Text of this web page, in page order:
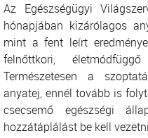
Az Egészségügyi
hónapjában kizárólagos
mint a fent leírt
felnőttkori,
Természetesen a
anyatej, ennél tovább is
csecsemő egészségi
hozzátáplálást be kell